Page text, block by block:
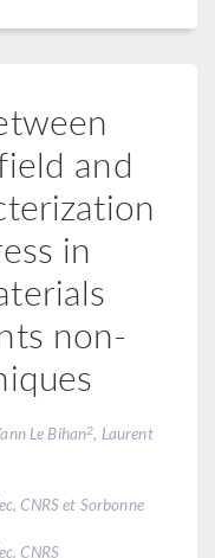
and
in
non-
Le Bihan2, Laurent
CNRS et Sorbonne
CNRS